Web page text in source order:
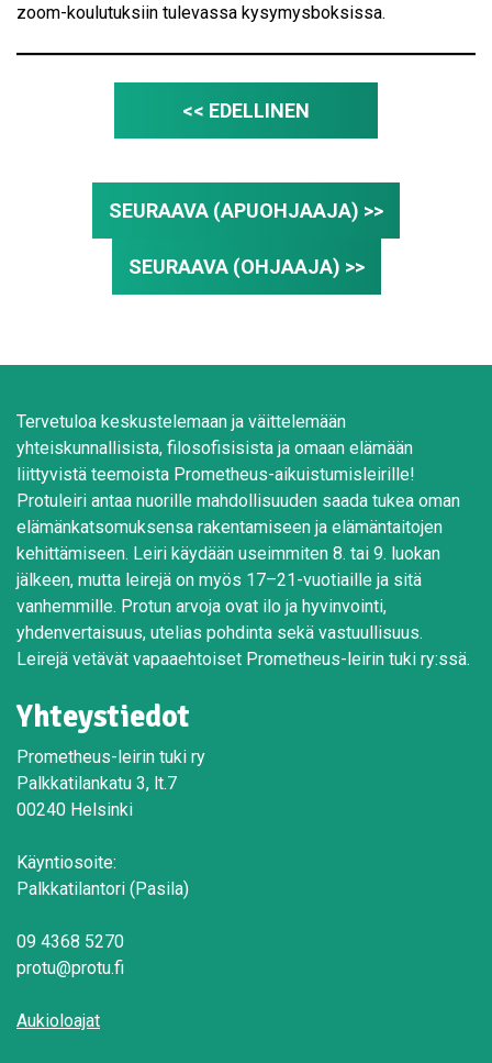
zoom-koulutuksiin tulevassa kysymysboksissa.
<< EDELLINEN
SEURAAVA (APUOHJAAJA) >>
SEURAAVA (OHJAAJA) >>
Tervetuloa keskustelemaan ja väittelemään
yhteiskunnallisista, filosofisisista ja omaan elämään
liittyvistä teemoista Prometheus-aikuistumisleirille!
Protuleiri antaa nuorille mahdollisuuden saada tukea oman
elämänkatsomuksensa rakentamiseen ja elämäntaitojen
kehittämiseen. Leiri käydään useimmiten 8. tai 9. luokan
jälkeen, mutta leirejä on myös 17–21-vuotiaille ja sitä
vanhemmille. Protun arvoja ovat ilo ja hyvinvointi,
yhdenvertaisuus, utelias pohdinta sekä vastuullisuus.
Leirejä vetävät vapaaehtoiset Prometheus-leirin tuki ry:ssä.
Yhteystiedot
Prometheus-leirin tuki ry
Palkkatilankatu 3, lt.7
00240 Helsinki
Käyntiosoite:
Palkkatilantori (Pasila)
09 4368 5270
protu@protu.fi
Aukioloajat